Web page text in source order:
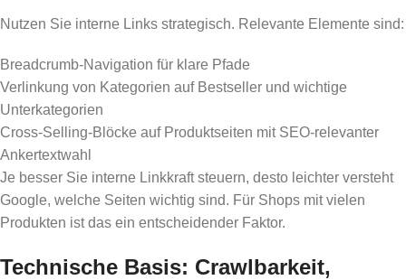
Nutzen Sie interne Links strategisch. Relevante Elemente sind:
Breadcrumb-Navigation für klare Pfade
Verlinkung von Kategorien auf Bestseller und wichtige
Unterkategorien
Cross-Selling-Blöcke auf Produktseiten mit SEO-relevanter
Ankertextwahl
Je besser Sie interne Linkkraft steuern, desto leichter versteht
Google, welche Seiten wichtig sind. Für Shops mit vielen
Produkten ist das ein entscheidender Faktor.
Technische Basis: Crawlbarkeit,